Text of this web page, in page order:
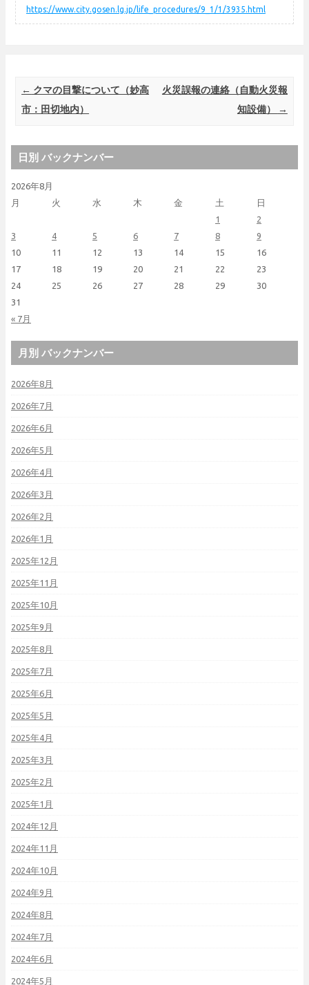
https://www.city.gosen.lg.jp/life_procedures/9_1/1/3935.html
Post navigation
← クマの目撃について（妙高
市：田切地内）
火災誤報の連絡（自動火災報
知設備）
→
日別 バックナンバー
2026年8月
月
火 水 木 金 土 日
« 7月
1
2
3
4 5 6 7 8
9
10
11 12 13 14 15
16
17
18 19 20 21 22
23
24
25 26 27 28 29
30
31
月別 バックナンバー
2026年8月
2026年7月
2026年6月
2026年5月
2026年4月
2026年3月
2026年2月
2026年1月
2025年12月
2025年11月
2025年10月
2025年9月
2025年8月
2025年7月
2025年6月
2025年5月
2025年4月
2025年3月
2025年2月
2025年1月
2024年12月
2024年11月
2024年10月
2024年9月
2024年8月
2024年7月
2024年6月
2024年5月